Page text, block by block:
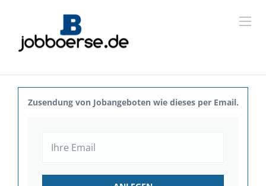
Zusendung von Jobangeboten wie dieses per Email.